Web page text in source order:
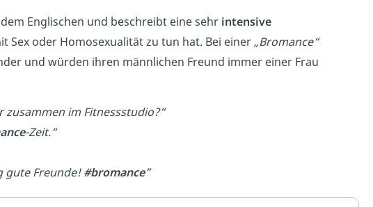
Englischen und beschreibt eine sehr intensive
Sex oder Homosexualität zu tun hat. Bei einer„Bromance“
und würden ihren männlichen Freund immer einer Frau
zusammen im Fitnessstudio?“
-Zeit.“
gute Freunde!#bromance”